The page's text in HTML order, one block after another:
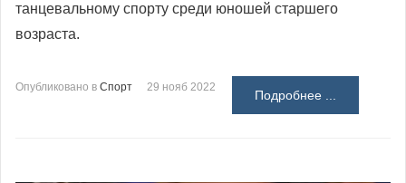
танцевальному спорту среди юношей старшего
возраста.
Опубликовано в Спорт 29 нояб 2022
Подробнее ...